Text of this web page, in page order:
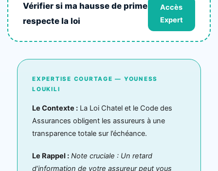
Vérifier si ma hausse de prime
respecte la loi
Accès
Expert
EXPERTISE COURTAGE — YOUNESS
LOUKILI
Le Contexte : La Loi Chatel et le Code des
Assurances obligent les assureurs à une
transparence totale sur l’échéance.
Le Rappel : Note cruciale : Un retard
d’information de votre assureur peut vous